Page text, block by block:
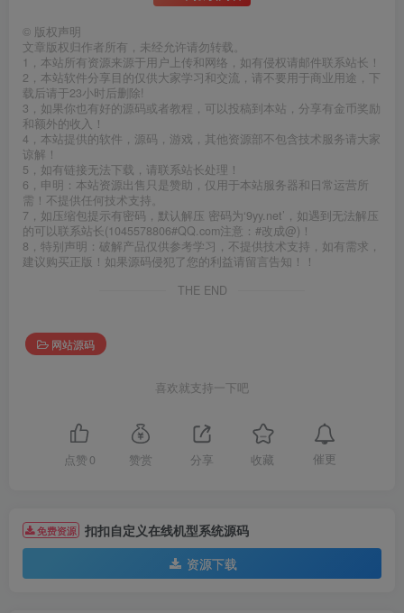
© 版权声明
文章版权归作者所有，未经允许请勿转载。
1，本站所有资源来源于用户上传和网络，如有侵权请邮件联系站长！
2，本站软件分享目的仅供大家学习和交流，请不要用于商业用途，下
载后请于23小时后删除!
3，如果你也有好的源码或者教程，可以投稿到本站，分享有金币奖励
和额外的收入！
4，本站提供的软件，源码，游戏，其他资源部不包含技术服务请大家
谅解！
5，如有链接无法下载，请联系站长处理！
6，申明：本站资源出售只是赞助，仅用于本站服务器和日常运营所
需！不提供任何技术支持。
7，如压缩包提示有密码，默认解压 密码为‘9yy.net’，如遇到无法解压
的可以联系站长(1045578806#QQ.com注意：#改成@)！
8，特别声明：破解产品仅供参考学习，不提供技术支持，如有需求，
建议购买正版！如果源码侵犯了您的利益请留言告知！！
THE END
网站源码
喜欢就支持一下吧
点赞 0 赞赏 分享 收藏 催更
免费资源 扣扣自定义在线机型系统源码
资源下载